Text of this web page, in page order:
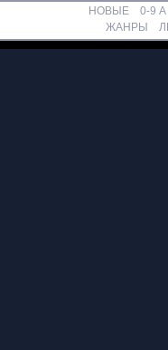
НОВЫЕ 0-9 A
ЖАНРЫ